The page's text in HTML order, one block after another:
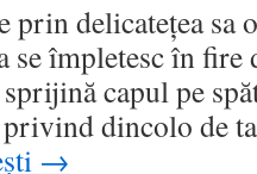
delicatețea sa
se împletesc în
capul pe
dincolo de
→